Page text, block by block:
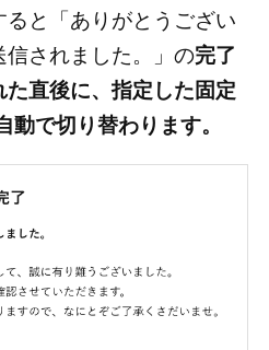
と「ありがとうござい
信されました。」の完了
直後に、指定した固定
で切り替わります。